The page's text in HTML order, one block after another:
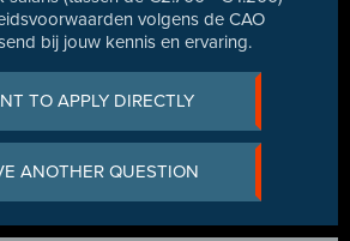
volgens de CAO
bij jouw kennis en ervaring.
TO APPLY DIRECTLY
ANOTHER QUESTION